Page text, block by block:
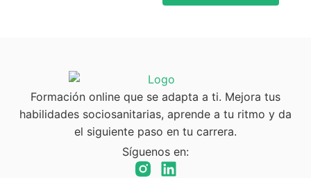
Formación online que se adapta a ti. Mejora tus
habilidades sociosanitarias, aprende a tu ritmo y da
el siguiente paso en tu carrera.
Síguenos en: